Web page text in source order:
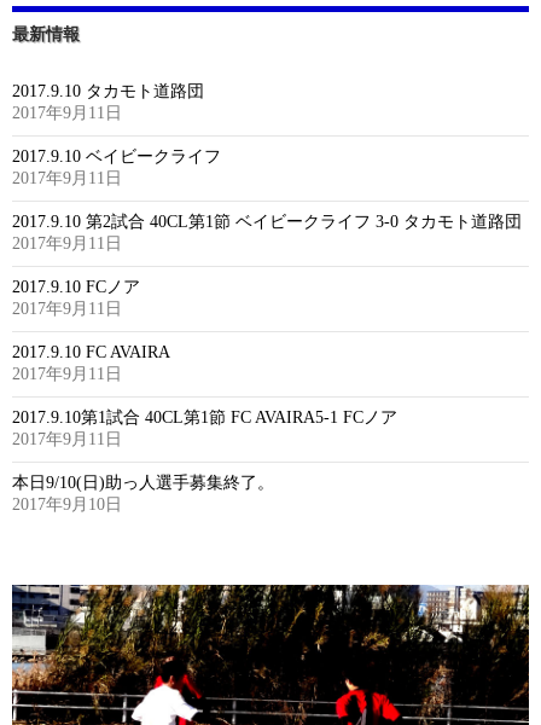
最新情報
2017.9.10 タカモト道路団
2017年9月11日
2017.9.10 ベイビークライフ
2017年9月11日
2017.9.10 第2試合 40CL第1節 ベイビークライフ 3-0 タカモト道路団
2017年9月11日
2017.9.10 FCノア
2017年9月11日
2017.9.10 FC AVAIRA
2017年9月11日
2017.9.10第1試合 40CL第1節 FC AVAIRA5-1 FCノア
2017年9月11日
本日9/10(日)助っ人選手募集終了。
2017年9月10日